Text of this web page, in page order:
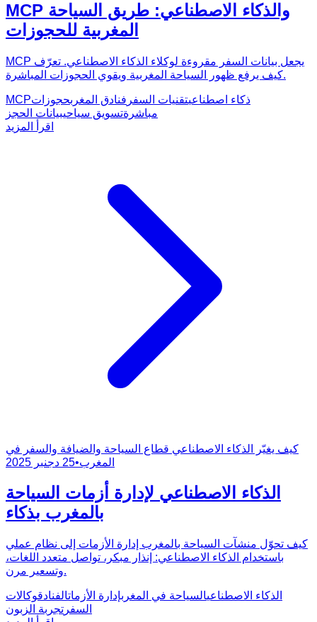
MCP والذكاء الاصطناعي: طريق السياحة
المغربية للحجوزات
MCP يجعل بيانات السفر مقروءة لوكلاء الذكاء الاصطناعي. تعرّف
كيف يرفع ظهور السياحة المغربية ويقوي الحجوزات المباشرة.
MCP ذكاء اصطناعيتقنيات السفر فنادق المغربحجوزات
مباشرةتسويق سياحيبيانات الحجز
اقرأ المزيد
كيف يغيّر الذكاء الاصطناعي قطاع السياحة والضيافة والسفر في
المغرب•25 دجنبر 2025
الذكاء الاصطناعي لإدارة أزمات السياحة
بالمغرب بذكاء
كيف تحوّل منشآت السياحة بالمغرب إدارة الأزمات إلى نظام عملي
باستخدام الذكاء الاصطناعي: إنذار مبكر، تواصل متعدد اللغات،
وتسعير مرن.
الذكاء الاصطناعيالسياحة في المغربإدارة الأزماتالفنادقوكالات
السفر تجربة الزبون